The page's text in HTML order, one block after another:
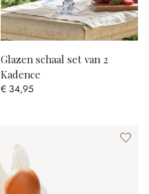
Glazen schaal set van 2
Kadence
€ 34,95